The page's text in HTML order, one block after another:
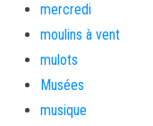
mercredi
moulins à vent
mulots
Musées
musique